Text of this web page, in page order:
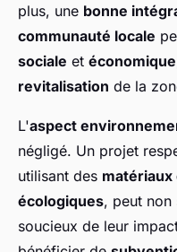
plus, une bonne
communauté locale
sociale et économique
revitalisation de la
L'aspect
négligé. Un projet
utilisant des matériaux
écologiques, peut non
soucieux de leur